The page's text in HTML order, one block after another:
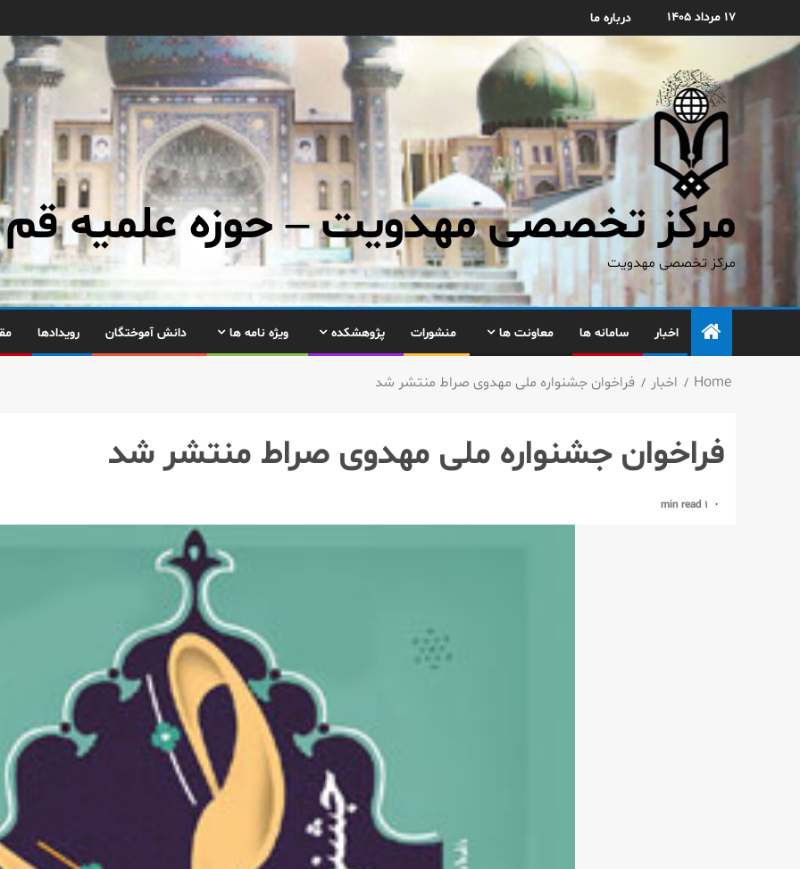
۱۷ مرداد ۱۴۰۵ درباره ما
مرکز تخصصی مهدویت – حوزه علمیه قم
مرکز تخصصی مهدویت
اخبار سامانه ها معاونت ها منشورات پژوهشکده ویژه نامه ها دانش آموختگان رویدادها
Home اخبار فراخوان جشنواره ملی مهدوی صراط منتشر شد
فراخوان جشنواره ملی مهدوی صراط منتشر شد
1 min read